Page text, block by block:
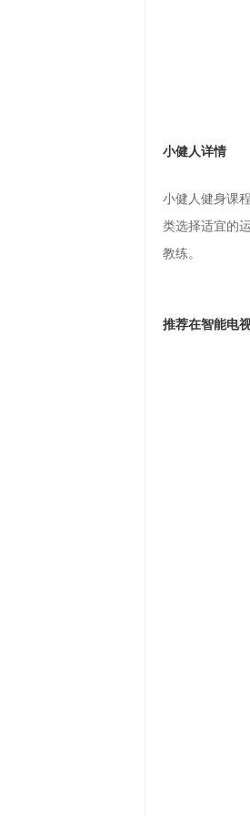
小健人详情
小健人健身课
类选择适宜的
教练。
推荐在智能电